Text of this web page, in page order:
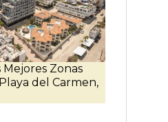
Mejores Zonas
del Carmen,